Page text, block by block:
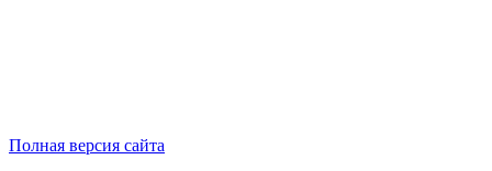
Полная версия сайта